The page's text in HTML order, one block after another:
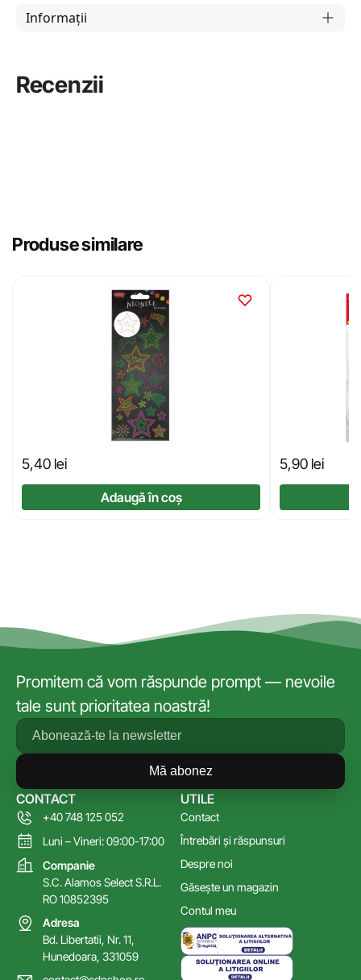
Informații
Recenzii
Produse similare
5,40 lei
Adaugă în coș
5,90 lei
Promitem că vom răspunde prompt — nevoile
tale sunt prioritatea noastră!
Mă abonez
UTILE
Contact
Întrebări și răspunsuri
Despre noi
Găsește un magazin
Contul meu
CONTACT
+40 748 125 052
Luni – Vineri: 09:00-17:00
Companie
S.C. Alamos Select S.R.L.
RO 10852395
Adresa
Bd. Libertatii, Nr. 11,
Hunedoara, 331059